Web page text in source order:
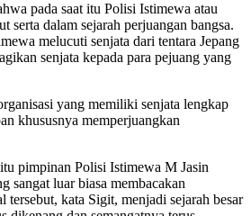
pada saat itu Polisi Istimewa atau
serta dalam sejarah perjuangan bangsa.
melucuti senjata dari tentara Jepang
senjata kepada para pejuang yang
yang memiliki senjata lengkap
khususnya memperjuangkan
pimpinan Polisi Istimewa M Jasin
sangat luar biasa membacakan
tersebut, kata Sigit, menjadi sejarah besar